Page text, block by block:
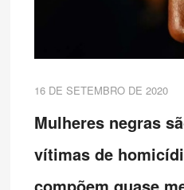
16 DE SETEMBRO DE 2020
Mulheres negras
vítimas de
compõem quase